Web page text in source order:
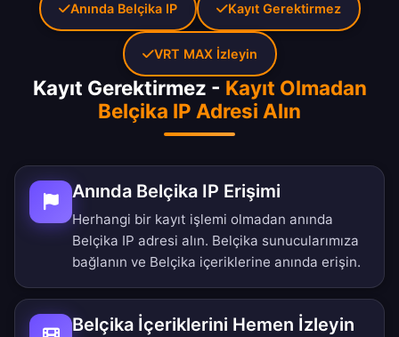
Kayıt Gerektirmez - Kayıt Olmadan
Belçika IP Adresi Alın
Anında Belçika IP Erişimi
Herhangi bir kayıt işlemi olmadan anında
Belçika IP adresi alın. Belçika sunucularımıza
bağlanın ve Belçika içeriklerine anında erişin.
Belçika İçeriklerini Hemen İzleyin
Anında Belçika IP Kayıt Gerektirmez
VRT MAX İzleyin